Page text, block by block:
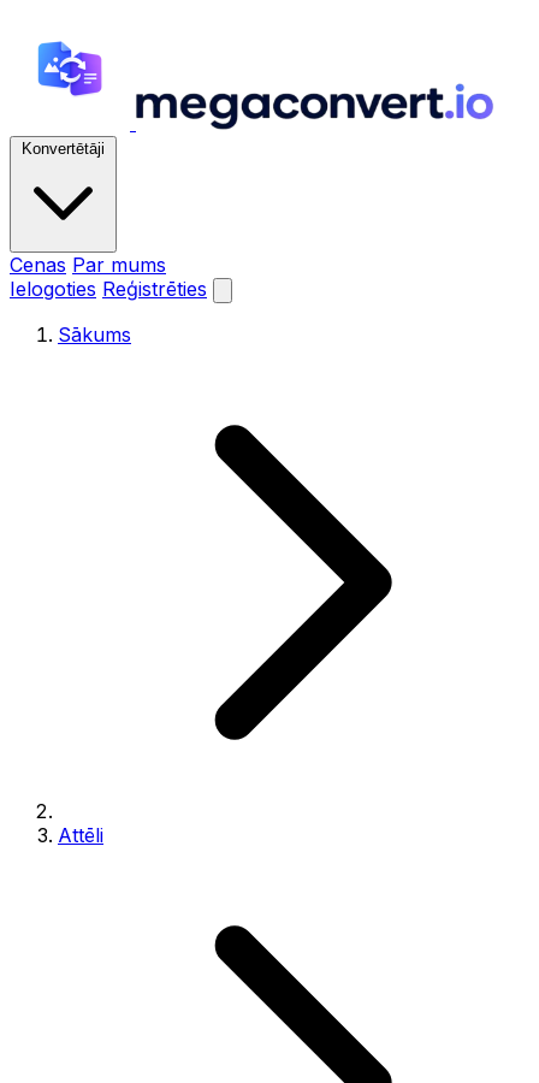
Konvertētāji
Cenas Par mums
Ielogoties Reģistrēties
Sākums
Attēli